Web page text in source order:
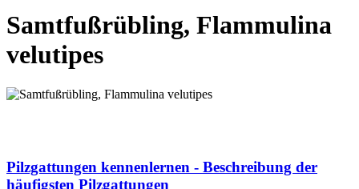
Samtfußrübling, Flammulina
velutipes
Pilzgattungen kennenlernen - Beschreibung der
häufigsten Pilzgattungen